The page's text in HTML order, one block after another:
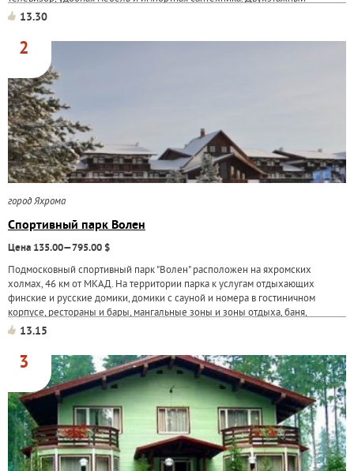
спортивный корпус с...
13.30
2
город Яхрома
Спортивный парк Волен
Цена 135.00—795.00 $
Подмосковный спортивный парк "Волен" расположен на яхромских
холмах, 46 км от МКАД. На территории парка к услугам отдыхающих
финские и русские домики, домики с сауной и номера в гостиничном
корпусе, рестораны и бары, мангальные зоны и зоны отдыха, баня,
массажный кабинет, прокат...
13.15
3